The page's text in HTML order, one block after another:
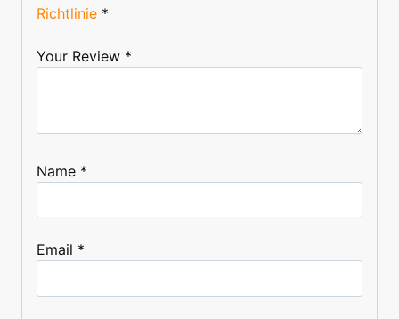
Richtlinie *
Your Review *
Name *
Email *